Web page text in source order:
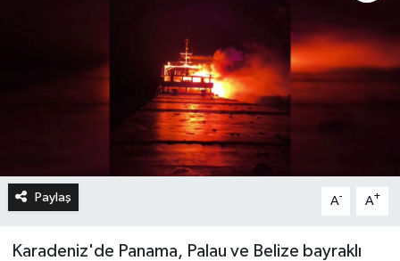
Paylaş A- A+
Karadeniz'de Panama, Palau ve Belize bayraklı